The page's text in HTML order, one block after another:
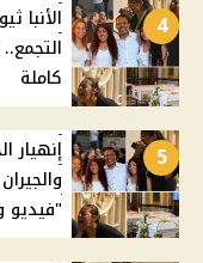
4
الأنبا
كاملة
5
إنهيار
"فيديو